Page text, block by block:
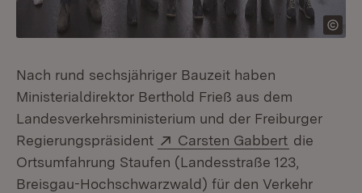
Nach rund sechsjähriger Bauzeit haben
Ministerialdirektor Berthold Frieß aus dem
Landesverkehrsministerium und der Freiburger
Regierungspräsident
Extern:
Carsten Gabbert (Öffnet in
die
Ortsumfahrung Staufen (Landesstraße 123,
Breisgau-Hochschwarzwald) für den Verkehr